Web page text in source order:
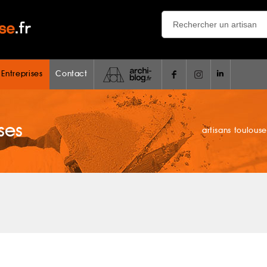
Contact
artisans toulouse